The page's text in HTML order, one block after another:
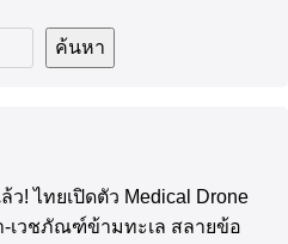
ค้นหา
ว! ไทยเปิดตัว Medical Drone
-เวชภัณฑ์ข้ามทะเล สลายข้อ